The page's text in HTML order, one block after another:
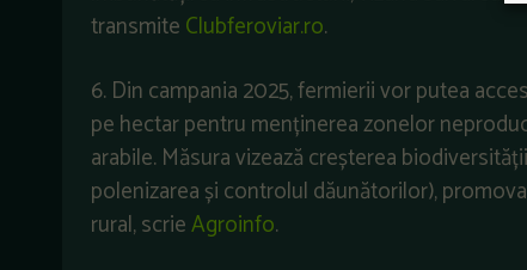
transmiteClubferoviar.ro.
6. Din campania 2025, fermierii vor putea
pe hectar pentru menținerea zonelor
arabile. Măsura vizează creșterea
polenizarea și controlul dăunătorilor),
rural, scrieAgroinfo.